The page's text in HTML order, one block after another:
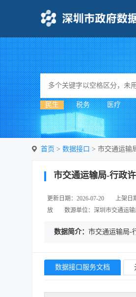
民生 税务 医疗
首页 > 数据接口 > 市交通运输
市交通运输局-行政
更新日期：2026-07-20 上架日
放
数源单位：深圳市交通运输
数据简介： 市交通运输局-
数据接口服务文档